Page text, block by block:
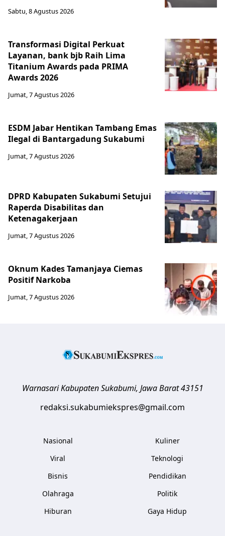
Sabtu, 8 Agustus 2026
Transformasi Digital Perkuat
Layanan, bank bjb Raih Lima
Titanium Awards pada PRIMA
Awards 2026
Jumat, 7 Agustus 2026
ESDM Jabar Hentikan Tambang Emas
Ilegal di Bantargadung Sukabumi
Jumat, 7 Agustus 2026
DPRD Kabupaten Sukabumi Setujui
Raperda Disabilitas dan
Ketenagakerjaan
Jumat, 7 Agustus 2026
Oknum Kades Tamanjaya Ciemas
Positif Narkoba
Jumat, 7 Agustus 2026
Warnasari Kabupaten Sukabumi, Jawa Barat 43151
redaksi.sukabumiekspres@gmail.com
Nasional
Viral
Bisnis
Olahraga
Hiburan
Kuliner
Teknologi
Pendidikan
Politik
Gaya Hidup